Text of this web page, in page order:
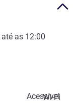
até as 12:00
Acessível
Wi-Fi